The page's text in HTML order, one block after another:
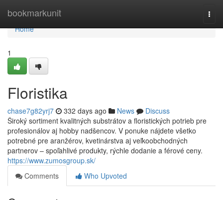
bookmarkunit
Home
Home
1
Floristika
chase7g82yrj7 332 days ago News
Discuss
Široký sortiment kvalitných substrátov a floristických potrieb pre
profesionálov aj hobby nadšencov. V ponuke nájdete všetko
potrebné pre aranžérov, kvetinárstva aj veľkoobchodných
partnerov – spoľahlivé produkty, rýchle dodanie a férové ceny.
https://www.zumosgroup.sk/
Comments
Who Upvoted